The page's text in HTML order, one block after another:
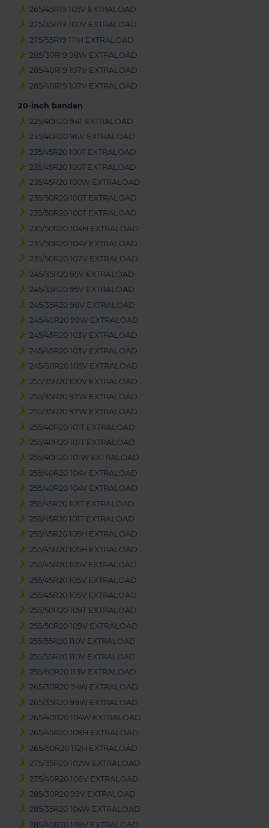
265/45R19 105V EXTRALOAD
275/35R19 100V EXTRALOAD
275/55R19 111H EXTRALOAD
285/30R19 98W EXTRALOAD
285/40R19 107V EXTRALOAD
285/40R19 107V EXTRALOAD
20-inch banden
225/40R20 94T EXTRALOAD
235/40R20 96V EXTRALOAD
235/45R20 100T EXTRALOAD
235/45R20 100T EXTRALOAD
235/45R20 100W EXTRALOAD
235/50R20 100T EXTRALOAD
235/50R20 100T EXTRALOAD
235/50R20 104H EXTRALOAD
235/50R20 104V EXTRALOAD
235/50R20 107V EXTRALOAD
245/35R20 95V EXTRALOAD
245/35R20 95V EXTRALOAD
245/35R20 98V EXTRALOAD
245/40R20 99W EXTRALOAD
245/45R20 103V EXTRALOAD
245/45R20 103V EXTRALOAD
245/50R20 105V EXTRALOAD
255/35R20 100V EXTRALOAD
255/35R20 97W EXTRALOAD
255/35R20 97W EXTRALOAD
255/40R20 101T EXTRALOAD
255/40R20 101T EXTRALOAD
255/40R20 101W EXTRALOAD
255/40R20 104V EXTRALOAD
255/40R20 104V EXTRALOAD
255/45R20 101T EXTRALOAD
255/45R20 101T EXTRALOAD
255/45R20 105H EXTRALOAD
255/45R20 105H EXTRALOAD
255/45R20 105V EXTRALOAD
255/45R20 105V EXTRALOAD
255/45R20 105V EXTRALOAD
255/50R20 109T EXTRALOAD
255/50R20 109V EXTRALOAD
255/55R20 110V EXTRALOAD
255/55R20 110V EXTRALOAD
255/60R20 113V EXTRALOAD
265/30R20 94W EXTRALOAD
265/35R20 99W EXTRALOAD
265/40R20 104W EXTRALOAD
265/45R20 108H EXTRALOAD
265/60R20 112H EXTRALOAD
275/35R20 102W EXTRALOAD
275/40R20 106V EXTRALOAD
285/30R20 99V EXTRALOAD
285/35R20 104W EXTRALOAD
285/40R20 108V EXTRALOAD